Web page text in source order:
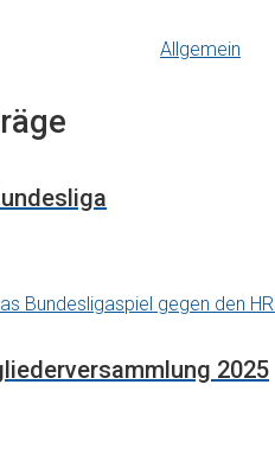
Allgemein
Bundesligaspiel gegen den
2025